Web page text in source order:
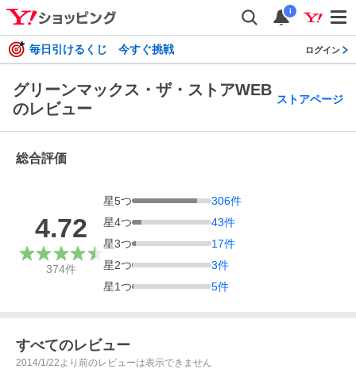
i
毎日引けるくじ 今すぐ挑戦 ログイン
グリーンマックス・ザ・ストアWEB
のレビュー
ストアページ
総合評価
4.72
374件
星5つ 306件
星4つ 43件
星3つ 17件
星2つ 3件
星1つ 5件
すべてのレビュー
2014/1/22より前のレビューは表示できません